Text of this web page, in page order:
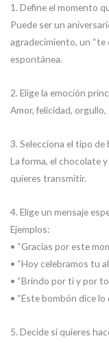
1. Define el momento
Puede ser un
agradecimiento, un “te
espontánea.
2. Elige la emoción
Amor, felicidad,
3. Selecciona el tipo de
La forma, el chocolate
quieres transmitir.
4. Elige un mensaje
Ejemplos:
• “Gracias por este
• “Hoy celebramos tu
• “Brindo por ti y por
• “Este bombón dice
5. Decide si quieres